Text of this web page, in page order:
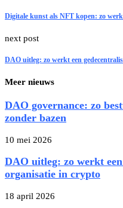
Digitale kunst als NFT kopen: zo
next post
DAO uitleg: zo werkt een
Meer nieuws
DAO governance: zo
zonder bazen
10 mei 2026
DAO uitleg: zo werkt
organisatie in crypto
18 april 2026